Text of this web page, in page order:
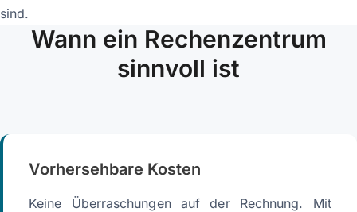
sind.
Wann ein Rechenzentrum
sinnvoll ist
Vorhersehbare Kosten
Keine Überraschungen auf der Rechnung. Mit